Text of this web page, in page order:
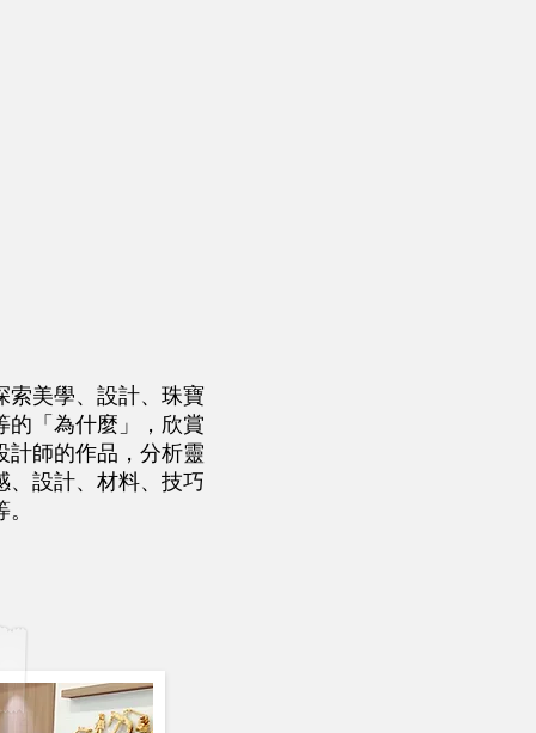
索美學、設計、珠寶
的「為什麼」，欣賞
計師的作品，分析靈
、設計、材料、技巧